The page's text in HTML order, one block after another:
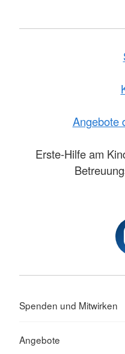
Angebote
Erste-Hilfe am
Spenden und Mitwirken
Angebote